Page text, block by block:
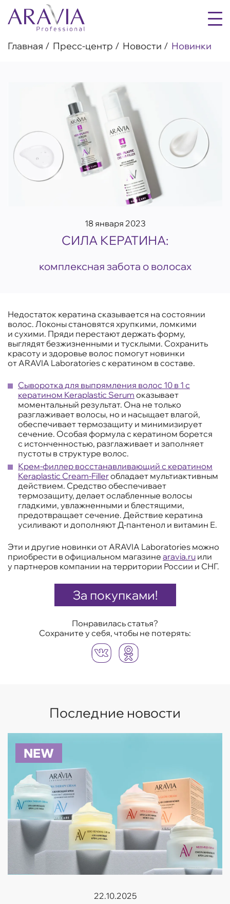
Главная Пресс-центр Новости Новинки
18 января 2023
СИЛА КЕРАТИНА:
комплексная забота о волосах
Недостаток кератина сказывается на состоянии
волос. Локоны становятся хрупкими, ломкими
и сухими. Пряди перестают держать форму,
выглядят безжизненными и тусклыми. Сохранить
красоту и здоровье волос помогут новинки
от ARAVIA Laboratories с кератином в составе.
Сыворотка для выпрямления волос 10 в 1 с
кератином Keraplastic Serum оказывает
моментальный результат. Она не только
разглаживает волосы, но и насыщает влагой,
обеспечивает термозащиту и минимизирует
сечение. Особая формула с кератином борется
с истонченностью, разглаживает и заполняет
пустоты в структуре волос.
Крем-филлер восстанавливающий с кератином
Keraplastic Cream-Fillerобладает мультиактивным
действием. Средство обеспечивает
термозащиту, делает ослабленные волосы
гладкими, увлажненными и блестящими,
предотвращает сечение. Действие кератина
усиливают и дополняют Д-пантенол и витамин Е.
Эти и другие новинки от ARAVIA Laboratories можно
приобрести в официальном магазине aravia.ru или
у партнеров компании на территории России и СНГ.
За покупками!
Понравилась статья?
Сохраните у себя, чтобы не потерять:
Последние новости
NEW
22.10.2025